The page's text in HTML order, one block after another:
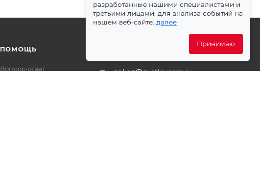
ПОМОЩЬ
Вопрос-ответ
zakaz@svetlovsem.ru
разработанные нашими специалистами и
третьими лицами, для анализа событий на
нашем веб-сайте. далее
Принимаю